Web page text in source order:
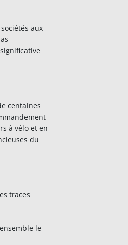
aux
centaines
à vélo et en
du
traces
le